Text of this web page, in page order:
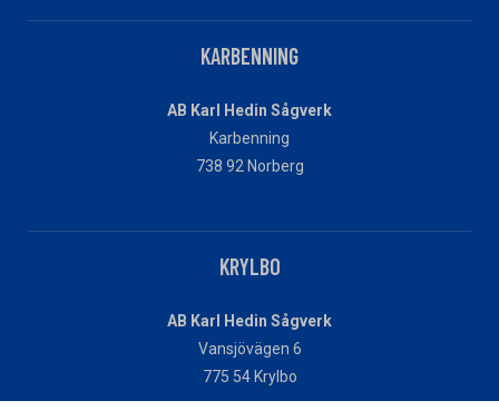
KARBENNING
AB Karl Hedin Sågverk
Karbenning
738 92 Norberg
KRYLBO
AB Karl Hedin Sågverk
Vansjövägen 6
775 54 Krylbo